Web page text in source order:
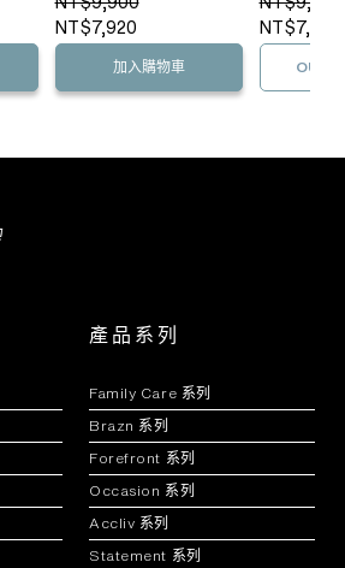
NT$7,920
加入購物車
NT$7,920
OUT
產品系列
Family Care 系列
Brazn 系列
Forefront 系列
Occasion 系列
Accliv 系列
Statement 系列